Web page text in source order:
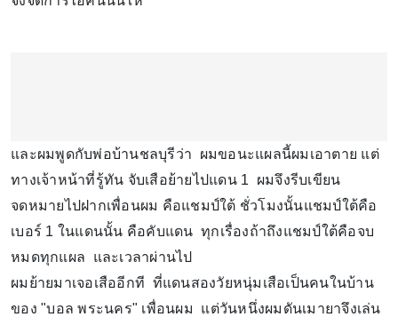
และผมพูดกับพ่อบ้านชลบุรีว่า ผมขอนะแผลนี้ผมเอาตาย แต่
ทางเจ้าหน้าที่รู้ทัน จับเสือย้ายไปแดน 1 ผมจึงรีบเขียน
จดหมายไปฝากเพื่อนผม คือแชมป์ใต้ ชั่วโมงนั้นแชมป์ใต้คือ
เบอร์ 1 ในแดนนั้น คือคับแดน ทุกเรื่องถ้าถึงแชมป์ใต้คือจบ
หมดทุกแผล และเวลาผ่านไป
ผมย้ายมาเจอเสืออีกที ที่แดนสองวัยหนุ่มเสือเป็นคนในบ้าน
ของ "บอล พระนคร" เพื่อนผม แต่วันหนึ่งผมดันเมายาจึงเล่น